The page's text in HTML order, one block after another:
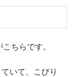
ちらです。
いて、こびり